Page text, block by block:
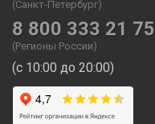
(Санкт-Петербург)
8 800 333 21 75
(Регионы России)
(с 10:00 до 20:00)